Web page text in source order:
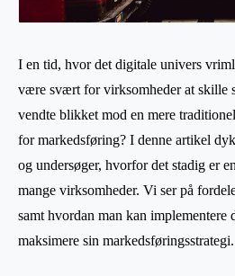
I en tid, hvor det digitale univers
være svært for virksomheder at skille
vendte blikket mod en mere
for markedsføring? I denne artikel
og undersøger, hvorfor det stadig er
mange virksomheder. Vi ser på
samt hvordan man kan implementere
maksimere sin markedsføringsstrategi.